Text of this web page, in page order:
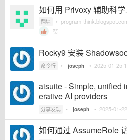
如何用 Privoxy 辅助科学
翻墙 • program-
赞
Rocky9 安装
命令行 • joseph • 2025-01-25
aisuite - Simple, unified
erative AI providers
分享发现 • joseph • 2025-01-
如何通过 AssumeRole